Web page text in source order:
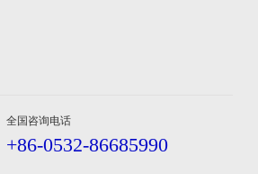
全国咨询电话
+86-0532-86685990